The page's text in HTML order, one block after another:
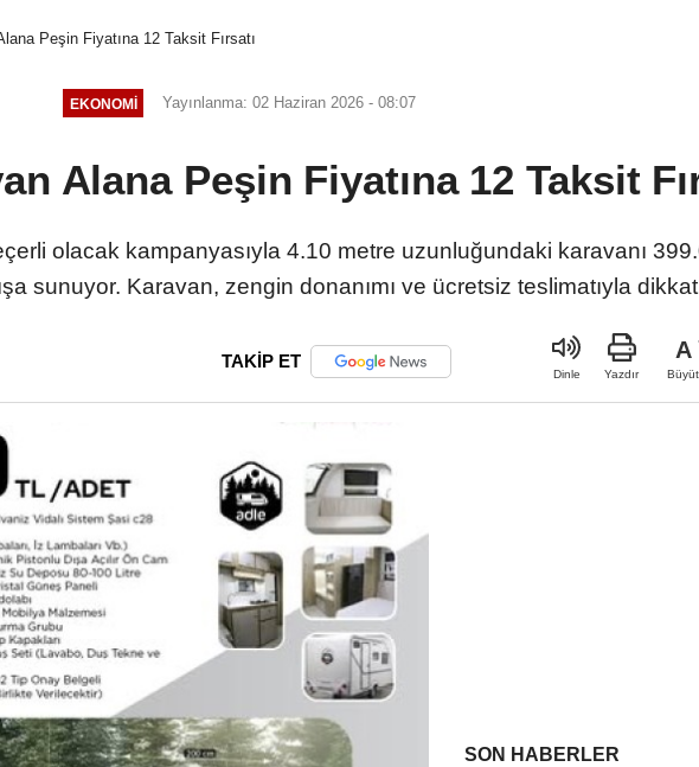
Peşin Fiyatına 12 Taksit Fırsatı
EKONOMI Yayınlanma: 02 Haziran 2026 - 08:07
Alana Peşin Fiyatına 12 Taksit
olacak kampanyasıyla 4.10 metre uzunluğundaki karavanı
sunuyor. Karavan, zengin donanımı ve ücretsiz teslimatıyla
TAKİP ET
Dinle Yazdır
A
Büyüt
SON HABERLER